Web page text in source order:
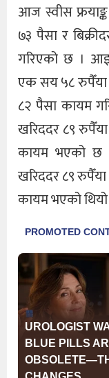
आज स्वीस
७३ पैसा र
गरिएको छ ।
एक सय ५८ रुपैँया
८२ पैसा कायम
खरिददर ८९
कायम भएको छ
खरिददर ८९ रुपैँया
कायम भएको थियो